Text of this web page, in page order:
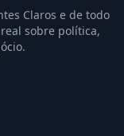
Claros e de todo
sobre política,